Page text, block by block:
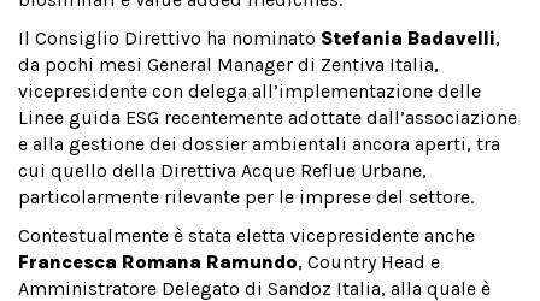
Il Consiglio Direttivo ha nominato Stefania Badavelli,
da pochi mesi General Manager di Zentiva Italia,
vicepresidente con delega all’implementazione delle
Linee guida ESG recentemente adottate dall’associazione
e alla gestione dei dossier ambientali ancora aperti, tra
cui quello della Direttiva Acque Reflue Urbane,
particolarmente rilevante per le imprese del settore.
Contestualmente è stata eletta vicepresidente anche
Francesca Romana Ramundo, Country Head e
Amministratore Delegato di Sandoz Italia, alla quale è